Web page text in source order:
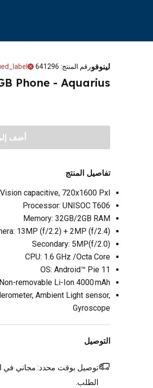
لينوفورقم المنتج:
641296
Phone - Aquarius
أضف
تفاصيل المنتج
capacitive, 720x1600 Pxl
Processor: UNISOC T606
Memory: 32GB/2GB RAM
13MP (f/2.2) + 2MP (f/2.4)
Secondary: 5MP(f/2.0)
CPU: 1.6 GHz /Octa Core
OS: Android™ Pie 11
removable Li-Ion 4000 mAh
Ambient Light sensor,
Gyroscope
التوصيل
توصيل بوقت محدد: مجاني في
الطلب.